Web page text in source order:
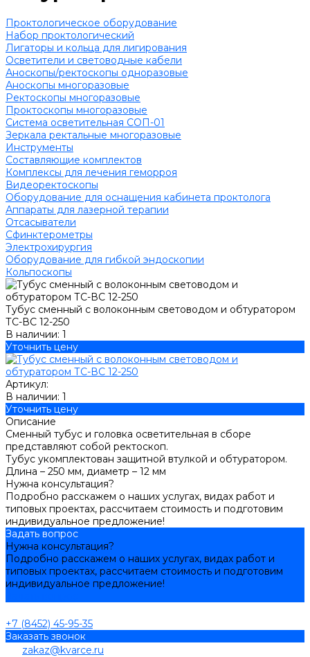
Проктологическое оборудование
Набор проктологический
Лигаторы и кольца для лигирования
Осветители и световодные кабели
Аноскопы/ректоскопы одноразовые
Аноскопы многоразовые
Ректоскопы многоразовые
Проктоскопы многоразовые
Система осветительная СОП-01
Зеркала ректальные многоразовые
Инструменты
Составляющие комплектов
Комплексы для лечения геморроя
Видеоректоскопы
Оборудование для оснащения кабинета проктолога
Аппараты для лазерной терапии
Отсасыватели
Сфинктерометры
Электрохирургия
Оборудование для гибкой эндоскопии
Кольпоскопы
Тубус сменный с волоконным световодом и обтуратором
ТС-ВС 12-250
В наличии: 1
Уточнить цену
Артикул:
В наличии: 1
Уточнить цену
Описание
Сменный тубус и головка осветительная в сборе
представляют собой ректоскоп.
Тубус укомплектован защитной втулкой и обтуратором.
Длина – 250 мм, диаметр – 12 мм
Нужна консультация?
Подробно расскажем о наших услугах, видах работ и
типовых проектах, рассчитаем стоимость и подготовим
индивидуальное предложение!
Задать вопрос
Нужна консультация?
Подробно расскажем о наших услугах, видах работ и
типовых проектах, рассчитаем стоимость и подготовим
индивидуальное предложение!
+7 (8452) 45-95-35
Заказать звонок
zakaz@kvarce.ru